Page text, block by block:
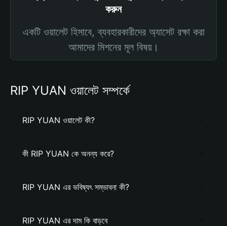
করুন
একটি ওয়ালেট হিসাবে, ব্যবহারকারীদের অ্যাসেট রক্ষা করা
আমাদের মিশনের মূল বিষয়।
RIP YUAN ওয়ালেট সম্পর্কে
RIP YUAN ওয়ালেট কী?
কী RIP YUAN কে অনন্য করে?
RIP YUAN এর ভবিষ্যৎ সম্ভাবনা কী?
RIP YUAN এর দাম কি বাড়বে